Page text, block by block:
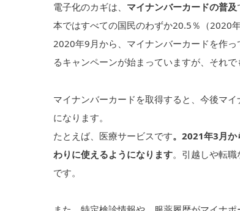
電子化のカギは、 マイナンバーカードの普及
本ではすべての国民のわずか20.5％（2020
2020年9月から、マイナンバーカードを作
るキャンペーンが始まっていますが、それ
マイナンバーカードを取得すると、今後マ
になります。
たとえば、医療サービスです。2021年3月か
わりに使えるようになります。引越しや転
です。